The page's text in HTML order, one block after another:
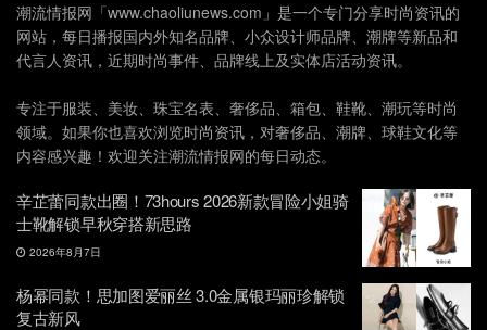
潮流情报网「www.chaoliunews.com」是一个专门分享时尚资讯的
网站，每日播报国内外知名品牌、小众设计师品牌、潮牌等新品和
代言人资讯，近期时尚事件、品牌线上及实体店活动资讯。
专注于服装、美妆、珠宝名表、奢侈品、箱包、鞋靴、潮玩等时尚
领域。如果你也喜欢浏览时尚资讯，对奢侈品、潮牌、球鞋文化等
内容感兴趣！欢迎关注潮流情报网的每日动态。
辛芷蕾同款出圈！73hours 2026新款冒险小姐骑
士靴解锁早秋穿搭新思路
2026年8月7日
杨幂同款！思加图爱丽丝 3.0金属银玛丽珍解锁
复古新风